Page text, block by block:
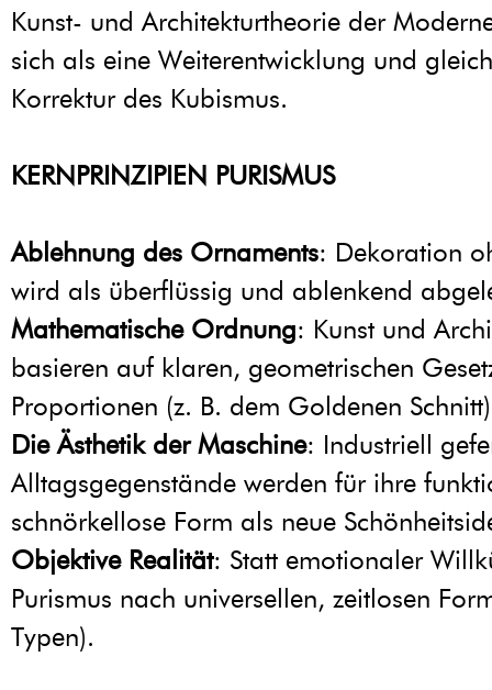
Kunst- und Architekturtheorie der
sich als eine Weiterentwicklung und
Korrektur des Kubismus.
KERNPRINZIPIEN PURISMUS
Ablehnung des Ornaments: Dekoration
wird als überflüssig und ablenkend
Mathematische Ordnung: Kunst und
basieren auf klaren, geometrischen
Proportionen (z. B. dem Goldenen
Die Ästhetik der Maschine: Industriell
Alltagsgegenstände werden für ihre
schnörkellose Form als neue
Objektive Realität: Statt emotionaler
Purismus nach universellen, zeitlosen
Typen).